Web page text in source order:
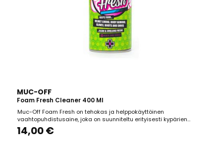
MUC-OFF
Foam Fresh Cleaner 400 Ml
Muc-Off Foam Fresh on tehokas ja helppokäyttöinen
vaahtopuhdistusaine, joka on suunniteltu erityisesti kypärien
sisävuorille ja muille pehmeille materiaaleille, jotka ovat
kosketuksissa ajajan kanssa. Sen välitön vaahtoava koostumus
14,00 €